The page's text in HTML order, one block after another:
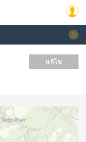
แก้ไข